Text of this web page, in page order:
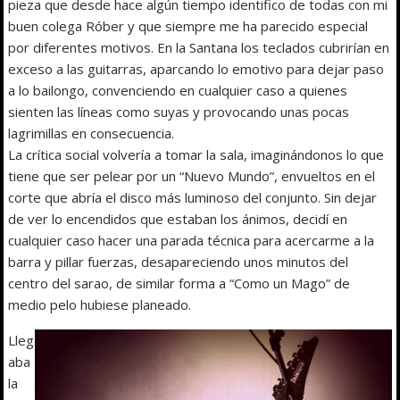
pieza que desde hace algún tiempo identifico de todas con mi
buen colega Róber y que siempre me ha parecido especial
por diferentes motivos. En la Santana los teclados cubrirían en
exceso a las guitarras, aparcando lo emotivo para dejar paso
a lo bailongo, convenciendo en cualquier caso a quienes
sienten las líneas como suyas y provocando unas pocas
lagrimillas en consecuencia.
La crítica social volvería a tomar la sala, imaginándonos lo que
tiene que ser pelear por un “Nuevo Mundo”, envueltos en el
corte que abría el disco más luminoso del conjunto. Sin dejar
de ver lo encendidos que estaban los ánimos, decidí en
cualquier caso hacer una parada técnica para acercarme a la
barra y pillar fuerzas, desapareciendo unos minutos del
centro del sarao, de similar forma a “Como un Mago” de
medio pelo hubiese planeado.
Lleg
aba
la